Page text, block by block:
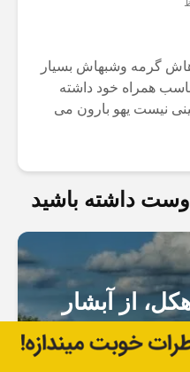
گرمه وشبهاش بسیار
همراه خود داشته
نیست یهو بارون می
داشته باشید
از آبشار